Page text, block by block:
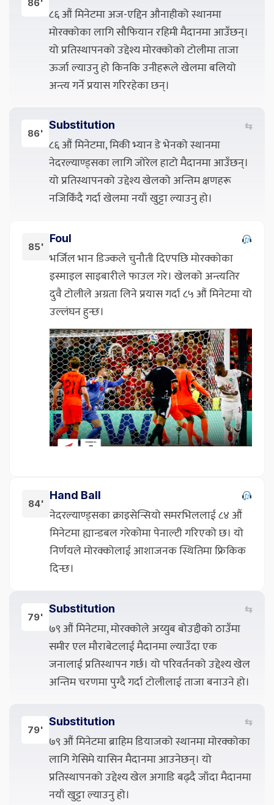
86'
८६ औं मिनेटमा अज-एद्दिन औनाहीको स्थानमा
मोरक्कोका लागि सौफियान रहिमी मैदानमा आउँछन्।
यो प्रतिस्थापनको उद्देश्य मोरक्कोको टोलीमा ताजा
ऊर्जा ल्याउनु हो किनकि उनीहरूले खेलमा बलियो
अन्त्य गर्ने प्रयास गरिरहेका छन्।
86'
Substitution ⇆
८६ औं मिनेटमा, मिकी भ्यान डे भेनको स्थानमा
नेदरल्याण्ड्सका लागि जोरेल हाटो मैदानमा आउँछन्।
यो प्रतिस्थापनको उद्देश्य खेलको अन्तिम क्षणहरू
नजिकिँदै गर्दा खेलमा नयाँ खुट्टा ल्याउनु हो।
85'
Foul
भर्जिल भान डिज्कले चुनौती दिएपछि मोरक्कोका
इस्माइल साइबारीले फाउल गरे। खेलको अन्त्यतिर
दुवै टोलीले अग्रता लिने प्रयास गर्दा ८५ औं मिनेटमा यो
उल्लंघन हुन्छ।
84'
Hand Ball
नेदरल्याण्ड्सका क्राइसेन्सियो समरभिललाई ८४ औं
मिनेटमा ह्यान्डबल गरेकोमा पेनाल्टी गरिएको छ। यो
निर्णयले मोरक्कोलाई आशाजनक स्थितिमा फ्रिकिक
दिन्छ।
79'
Substitution ⇆
७९ औं मिनेटमा, मोरक्कोले अय्युब बोउद्दीको ठाउँमा
समीर एल मौराबेटलाई मैदानमा ल्याउँदा एक
जनालाई प्रतिस्थापन गर्छ। यो परिवर्तनको उद्देश्य खेल
अन्तिम चरणमा पुग्दै गर्दा टोलीलाई ताजा बनाउने हो।
79'
Substitution ⇆
७९ औं मिनेटमा ब्राहिम डियाजको स्थानमा मोरक्कोका
लागि गेसिमे यासिन मैदानमा आउनेछन्। यो
प्रतिस्थापनको उद्देश्य खेल अगाडि बढ्दै जाँदा मैदानमा
नयाँ खुट्टा ल्याउनु हो।